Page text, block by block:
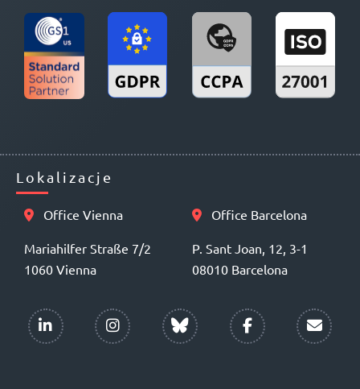
Lokalizacje
Office Vienna
Mariahilfer Straße 7/2
1060 Vienna
Office Barcelona
P. Sant Joan, 12, 3-1
08010 Barcelona